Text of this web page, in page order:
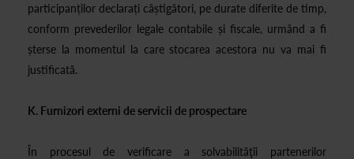
participanților declarați câștigători, pe durate diferite de timp,
conform prevederilor legale contabile și fiscale, urmând a fi
șterse la momentul la care stocarea acestora nu va mai fi
justificată.
K. Furnizori externi de servicii de prospectare
În procesul de verificare a solvabilităţîi partenerilor